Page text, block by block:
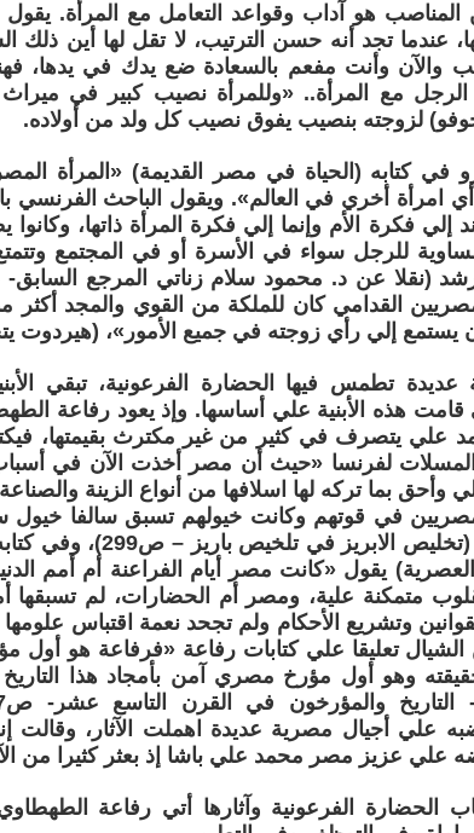
هو آداب وقواعد التعامل مع المرأة.
عندما تجد أنه حسن الترتيب، لا تقل لها أين
والآن وأنت مفعم بالسعادة ضع يدك في يدها،
مع المرأة.. «وللمرأة نصيب كبير في
لزوجته بنصيب يفوق نصيب كل ولد من أولاده.
في كتابه (الحياة في مصر القديمة) «المرأة
أي امرأة أخري في العالم». ويقول الباحث الفرنسي
فكرة الأم وإنما إلي فكرة المرأة ذاتها، وكانوا
للرجل سواء في الأسرة أو في المجتمع وتتمتع
القدامي كان للملكة من القوي والمجد أكثر
يستمع إلي رأي زوجته في جميع الأمور»، (هيردوت
تطمس فيها الحضارة الفرعونية، تبقي
قامت هذه الأبنية علي أساسها. وإذ يعود رفاعة
علي يتصرف في كثير من غير مكترث بقيمتها،
لفرنسا «حيث أن مصر أخذت الآن في أسباب
وأحق بما تركه لها اسلافها من أنواع الزينة
في قوتهم وكانت خيولهم تسبق سالفا
ميادين الفخار (تخليص
يقول «كانت مصر أيام الفراعنة أم أمم
متمكنة علية، ومصر أم الحضارات، لم تسبقها
الشيال تعليقا علي كتابات رفاعة «فرفاعة هو
وهو أول مؤرخ مصري آمن بأمجاد هذا
علي أجيال مصرية عديدة اهملت الآثار، وقالت
علي عزيز مصر محمد علي باشا إذ بعثر كثيرا من
الحضارة الفرعونية وآثارها أتي رفاعة